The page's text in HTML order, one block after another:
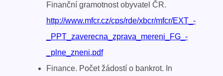
Finanční gramotnost obyvatel ČR.
http://www.mfcr.cz/cps/rde/xbcr/mfcr/EXT_-
_PPT_zaverecna_zprava_mereni_FG_-
_plne_zneni.pdf
Finance. Počet žádostí o bankrot. In